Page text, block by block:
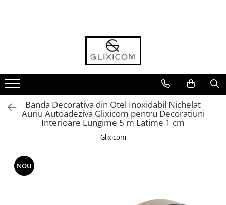
Casa Gradina & Bricolaj
Ustensile Bucatarie
Accesorii & Organizare Bucatarie
Accesorii & Organizare Baie
Forme si Tavi de Copt
Organizare si Depozitare Casa
Folii Si Accesorii pentru Ferestre si
Geamuri
Banda Decorativa din Otel Inoxidabil Nichelat
Auriu Autoadeziva Glixicom pentru Decoratiuni
Interioare Lungime 5 m Latime 1 cm
Glixicom
NOU